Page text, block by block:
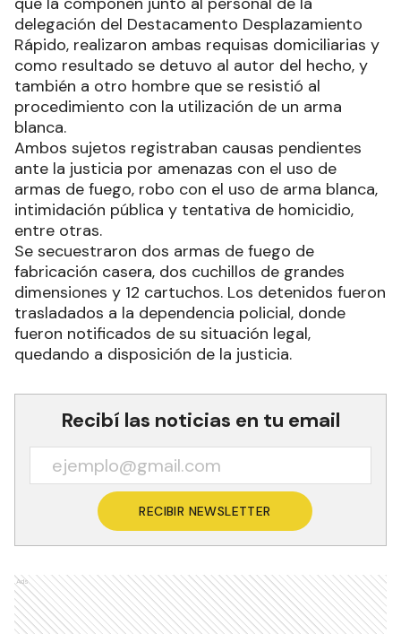
delegación del Destacamento Desplazamiento
Rápido, realizaron ambas requisas domiciliarias y
como resultado se detuvo al autor del hecho, y
también a otro hombre que se resistió al
procedimiento con la utilización de un arma
blanca.
Ambos sujetos registraban causas pendientes
ante la justicia por amenazas con el uso de
armas de fuego, robo con el uso de arma blanca,
intimidación pública y tentativa de homicidio,
entre otras.
Se secuestraron dos armas de fuego de
fabricación casera, dos cuchillos de grandes
dimensiones y 12 cartuchos. Los detenidos fueron
trasladados a la dependencia policial, donde
fueron notificados de su situación legal,
quedando a disposición de la justicia.
Recibí las noticias en tu email
RECIBIR NEWSLETTER
Ads